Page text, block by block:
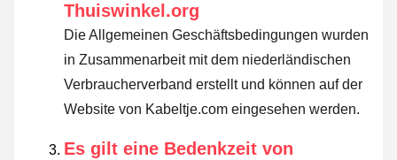
Thuiswinkel.org
Die Allgemeinen Geschäftsbedingungen wurden
in Zusammenarbeit mit dem niederländischen
Verbraucherverband erstellt und können auf der
Website von Kabeltje.com eingesehen werden.
Es gilt eine Bedenkzeit von